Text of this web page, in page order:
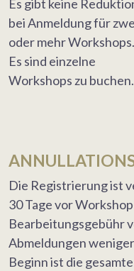
Es gibt keine
bei Anmeldung für
oder mehr Workshops.
Es sind einzelne
Workshops zu buchen.
Die Registrierung ist
30 Tage vor
Bearbeitungsgebühr
Abmeldungen
Beginn ist die